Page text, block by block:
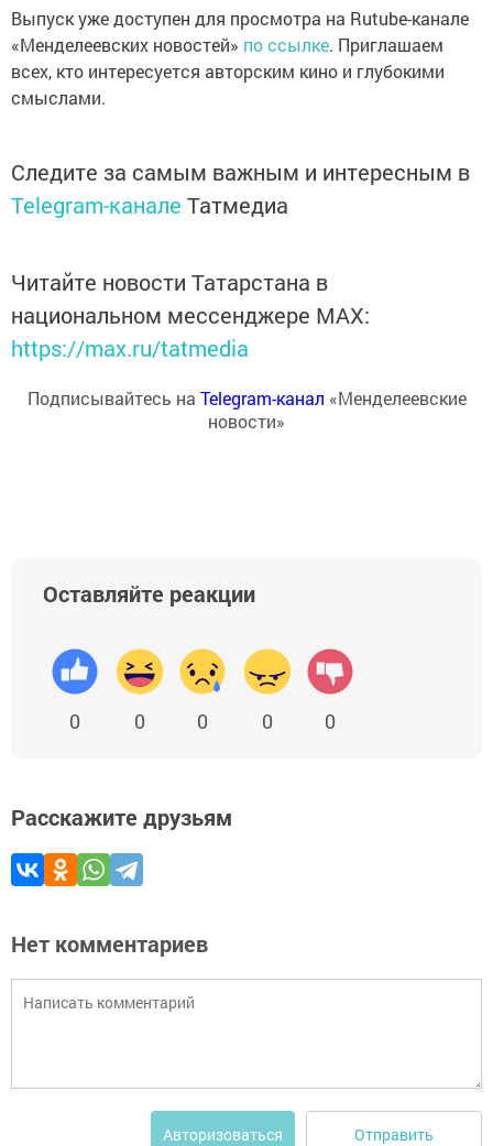
Выпуск уже доступен для просмотра на Rutube-канале
«Менделеевских новостей» по ссылке. Приглашаем
всех, кто интересуется авторским кино и глубокими
смыслами.
Следите за самым важным и интересным в
Telegram-канале Татмедиа
Читайте новости Татарстана в
национальном мессенджере MАХ:
https://max.ru/tatmedia
Подписывайтесь на Telegram-канал «Менделеевские
новости»
Оставляйте реакции
0 0 0 0 0
Расскажите друзьям
Нет комментариев
Авторизоваться Отправить